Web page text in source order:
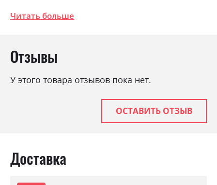
эксцентриковой стяжки (MINIFIX). Ширина
Фабрика:
Цвет (Фасад):
білий глянець
модерн
Читать больше
Отзывы
У этого товара отзывов пока нет.
ОСТАВИТЬ ОТЗЫВ
Доставка